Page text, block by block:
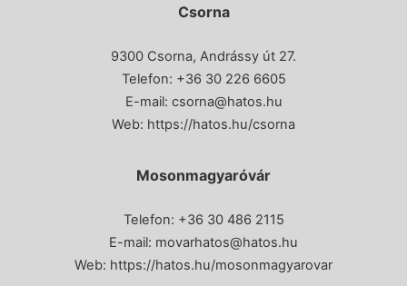
Csorna
9300 Csorna, Andrássy út 27.
Telefon: +36 30 226 6605
E-mail: csorna@hatos.hu
Web: https://hatos.hu/csorna
Mosonmagyaróvár
Telefon: +36 30 486 2115
E-mail: movarhatos@hatos.hu
Web: https://hatos.hu/mosonmagyarovar